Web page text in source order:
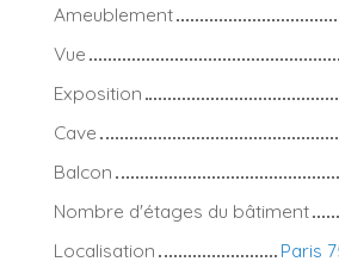
Ameublement
Vue
Exposition
Cave
Balcon
Nombre d'étages du bâtiment
Localisation
Paris